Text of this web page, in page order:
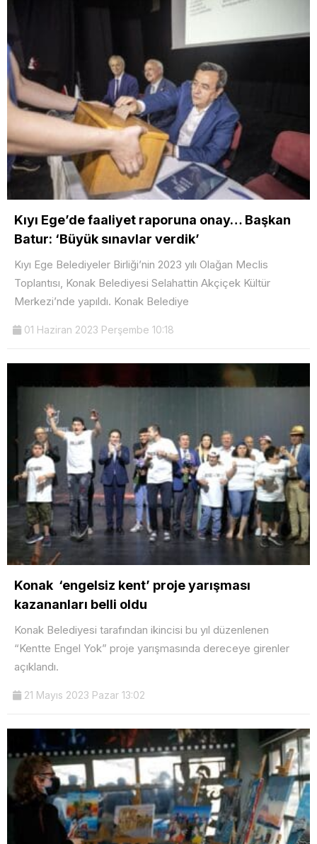
Kıyı Ege’de faaliyet raporuna onay… Başkan
Batur: ‘Büyük sınavlar verdik’
Kıyı Ege Belediyeler Birliği’nin 2023 yılı Olağan Meclis
Toplantısı, Konak Belediyesi Selahattin Akçiçek Kültür
Merkezi’nde yapıldı. Konak Belediye
01 Haziran 2023 Perşembe 10:18
Konak ‘engelsiz kent’ proje yarışması
kazananları belli oldu
Konak Belediyesi tarafından ikincisi bu yıl düzenlenen
“Kentte Engel Yok” proje yarışmasında dereceye girenler
açıklandı.
21 Mayıs 2023 Pazar 13:02